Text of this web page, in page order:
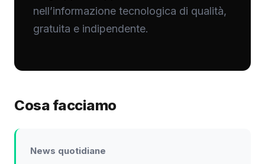
nell’informazione tecnologica di qualità,
gratuita e indipendente.
Cosa facciamo
News quotidiane